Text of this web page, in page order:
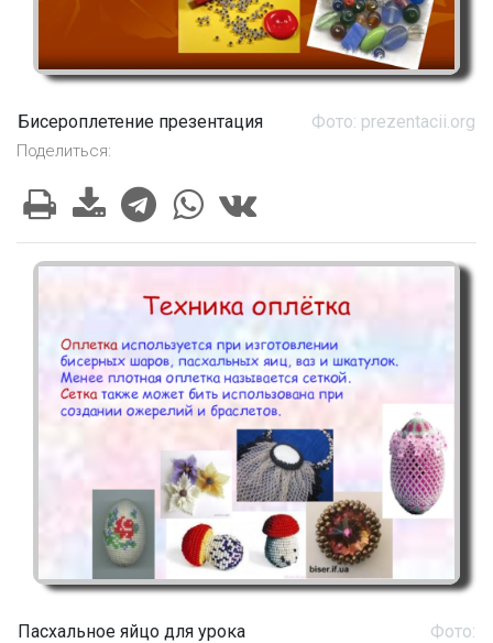
Бисероплетение презентация Фото: prezentacii.org
Поделиться:
Пасхальное яйцо для урока
Фото: